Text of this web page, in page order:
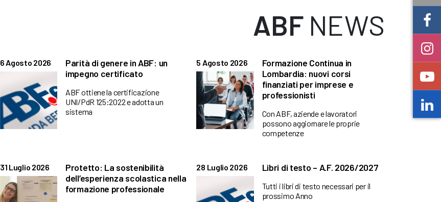
ABFNEWS
6 Agosto 2026
Parità di genere in ABF: un
impegno certificato
ABF ottiene la certificazione
UNI/PdR 125:2022 e adotta un
sistema
5 Agosto 2026
Formazione Continua in
Lombardia: nuovi corsi
finanziati per imprese e
professionisti
Con ABF, aziende e lavoratori
possono aggiornare le proprie
competenze
31 Luglio 2026
Protetto: La sostenibilità
dell’esperienza scolastica nella
formazione professionale
28 Luglio 2026 Libri di testo – A.F. 2026/2027
Tutti i libri di testo necessari per il
prossimo Anno